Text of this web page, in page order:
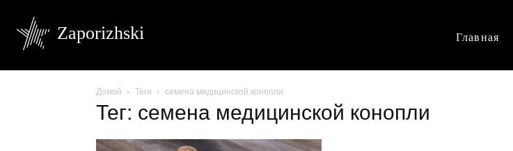
Zaporizhski Главная
Домой Теги семена медицинской конопли
Тег: семена медицинской конопли